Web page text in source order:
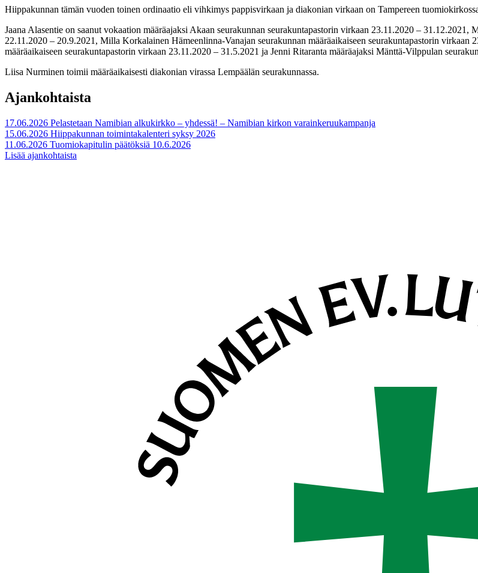
Hiippakunnan tämän vuoden toinen ordinaatio eli vihkimys pappisvirkaan ja diakonian virkaan on Tampereen
Jaana Alasentie on saanut vokaation määräajaksi Akaan seurakunnan seurakuntapastorin virkaan 23.11.2020 – 31.12.2021,
22.11.2020 – 20.9.2021, Milla Korkalainen Hämeenlinna-Vanajan seurakunnan määräaikaiseen seurakuntapastorin virkaan
määräaikaiseen seurakuntapastorin virkaan 23.11.2020 – 31.5.2021 ja Jenni Ritaranta määräajaksi Mänttä-Vilppulan
Liisa Nurminen toimii määräaikaisesti diakonian virassa Lempäälän seurakunnassa.
Ajankohtaista
17.06.2026 Pelastetaan Namibian alkukirkko – yhdessä! – Namibian kirkon varainkeruukampanja
15.06.2026 Hiippakunnan toimintakalenteri syksy 2026
11.06.2026 Tuomiokapitulin päätöksiä 10.6.2026
Lisää ajankohtaista